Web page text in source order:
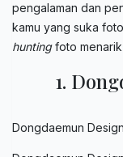
pengalaman dan
kamu yang suka
huntingfoto
1.
Dongdaemun